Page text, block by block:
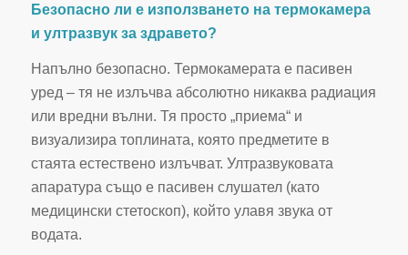
Безопасно ли е използването на термокамера
и ултразвук за здравето?
Напълно безопасно. Термокамерата е пасивен
уред – тя не излъчва абсолютно никаква радиация
или вредни вълни. Тя просто „приема“ и
визуализира топлината, която предметите в
стаята естествено излъчват. Ултразвуковата
апаратура също е пасивен слушател (като
медицински стетоскоп), който улавя звука от
водата.